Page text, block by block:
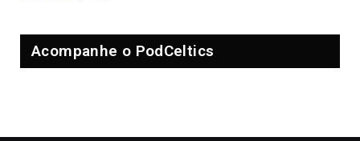
Acompanhe o PodCeltics